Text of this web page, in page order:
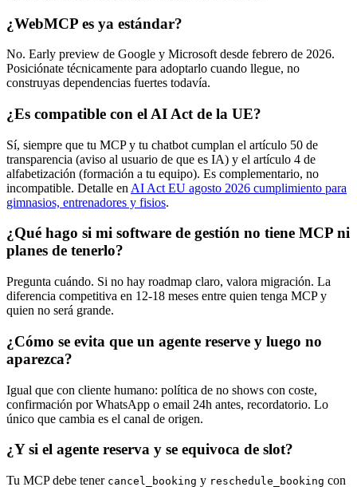
¿WebMCP es ya estándar?
No. Early preview de Google y Microsoft desde febrero de 2026.
Posiciónate técnicamente para adoptarlo cuando llegue, no
construyas dependencias fuertes todavía.
¿Es compatible con el AI Act de la UE?
Sí, siempre que tu MCP y tu chatbot cumplan el artículo 50 de
transparencia (aviso al usuario de que es IA) y el artículo 4 de
alfabetización (formación a tu equipo). Es complementario, no
incompatible. Detalle en AI Act EU agosto 2026 cumplimiento para
gimnasios, entrenadores y fisios.
¿Qué hago si mi software de gestión no tiene MCP ni
planes de tenerlo?
Pregunta cuándo. Si no hay roadmap claro, valora migración. La
diferencia competitiva en 12-18 meses entre quien tenga MCP y
quien no será grande.
¿Cómo se evita que un agente reserve y luego no
aparezca?
Igual que con cliente humano: política de no shows con coste,
confirmación por WhatsApp o email 24h antes, recordatorio. Lo
único que cambia es el canal de origen.
¿Y si el agente reserva y se equivoca de slot?
Tu MCP debe tener cancel_booking y reschedule_booking con